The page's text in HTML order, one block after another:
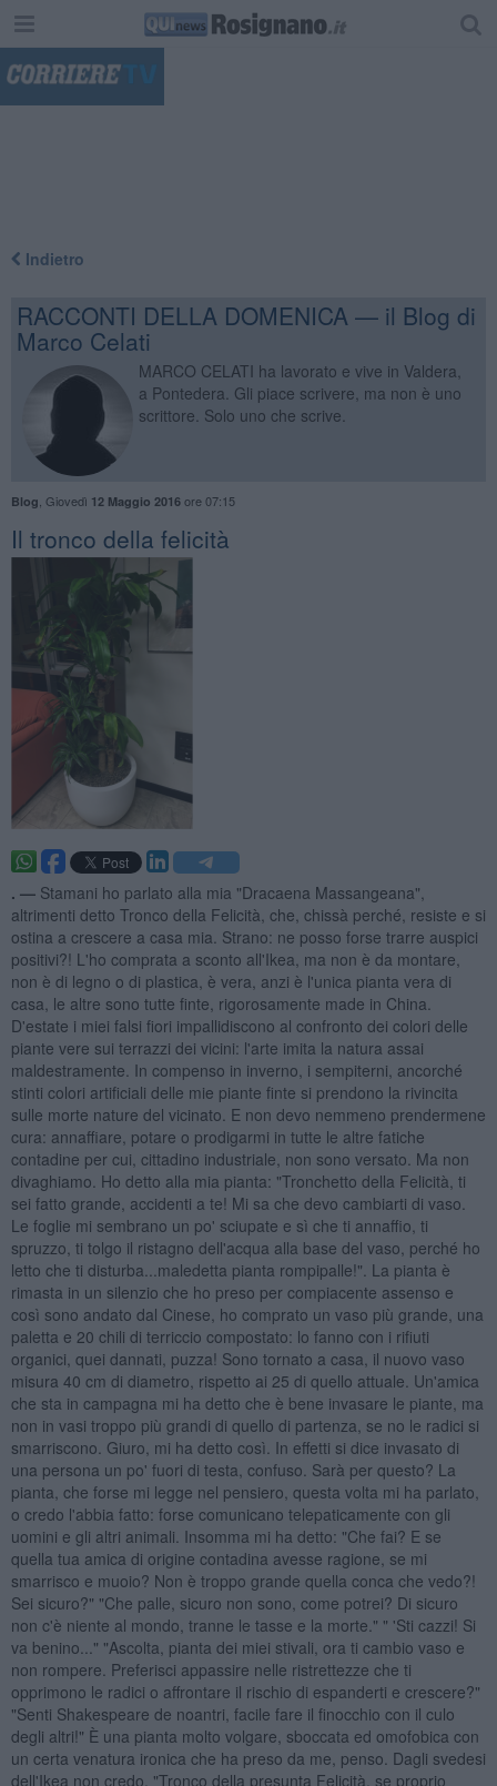
Indietro
RACCONTI DELLA DOMENICA — il Blog di
Marco Celati
MARCO CELATI ha lavorato e vive in Valdera,
a Pontedera. Gli piace scrivere, ma non è uno
scrittore. Solo uno che scrive.
Blog Giovedì 12 Maggio 2016ore 07:15
Il tronco della felicità
. — Stamani ho parlato alla mia "Dracaena Massangeana",
altrimenti detto Tronco della Felicità, che, chissà perché, resiste e si
ostina a crescere a casa mia. Strano: ne posso forse trarre auspici
positivi?! L'ho comprata a sconto all'Ikea, ma non è da montare,
non è di legno o di plastica, è vera, anzi è l'unica pianta vera di
casa, le altre sono tutte finte, rigorosamente made in China.
D'estate i miei falsi fiori impallidiscono al confronto dei colori delle
piante vere sui terrazzi dei vicini: l'arte imita la natura assai
maldestramente. In compenso in inverno, i sempiterni, ancorché
stinti colori artificiali delle mie piante finte si prendono la rivincita
sulle morte nature del vicinato. E non devo nemmeno prendermene
cura: annaffiare, potare o prodigarmi in tutte le altre fatiche
contadine per cui, cittadino industriale, non sono versato. Ma non
divaghiamo. Ho detto alla mia pianta: "Tronchetto della Felicità, ti
sei fatto grande, accidenti a te! Mi sa che devo cambiarti di vaso.
Le foglie mi sembrano un po' sciupate e sì che ti annaffio, ti
spruzzo, ti tolgo il ristagno dell'acqua alla base del vaso, perché ho
letto che ti disturba...maledetta pianta rompipalle!". La pianta è
rimasta in un silenzio che ho preso per compiacente assenso e
così sono andato dal Cinese, ho comprato un vaso più grande, una
paletta e 20 chili di terriccio compostato: lo fanno con i rifiuti
organici, quei dannati, puzza! Sono tornato a casa, il nuovo vaso
misura 40 cm di diametro, rispetto ai 25 di quello attuale. Un'amica
che sta in campagna mi ha detto che è bene invasare le piante, ma
non in vasi troppo più grandi di quello di partenza, se no le radici si
smarriscono. Giuro, mi ha detto così. In effetti si dice invasato di
una persona un po' fuori di testa, confuso. Sarà per questo? La
pianta, che forse mi legge nel pensiero, questa volta mi ha parlato,
o credo l'abbia fatto: forse comunicano telepaticamente con gli
uomini e gli altri animali. Insomma mi ha detto: "Che fai? E se
quella tua amica di origine contadina avesse ragione, se mi
smarrisco e muoio? Non è troppo grande quella conca che vedo?!
Sei sicuro?" "Che palle, sicuro non sono, come potrei? Di sicuro
non c'è niente al mondo, tranne le tasse e la morte." " 'Sti cazzi! Si
va benino..." "Ascolta, pianta dei miei stivali, ora ti cambio vaso e
non rompere. Preferisci appassire nelle ristrettezze che ti
opprimono le radici o affrontare il rischio di espanderti e crescere?"
"Senti Shakespeare de noantri, facile fare il finocchio con il culo
degli altri!" È una pianta molto volgare, sboccata ed omofobica con
un certa venatura ironica che ha preso da me, penso. Dagli svedesi
dell'Ikea non credo. "Tronco della presunta Felicità, se proprio